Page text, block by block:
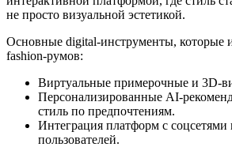
не просто визуальной эстетикой.
Основные digital-инструменты, которые
fashion-румов:
Виртуальные примерочные и 3D-
Персонализированные AI-
стиль по предпочтениям.
Интеграция платформ с соцсетями
пользователей.